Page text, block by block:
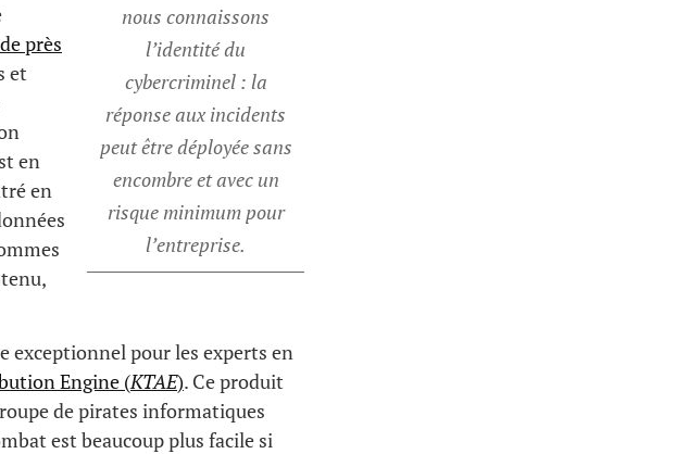
nous connaissons
l’identité du
cybercriminel : la
réponse aux incidents
peut être déployée sans
encombre et avec un
risque minimum pour
l’entreprise.
près
et
en
en
exceptionnel pour les experts en
Engine (KTAE). Ce produit
de pirates informatiques
est beaucoup plus facile si